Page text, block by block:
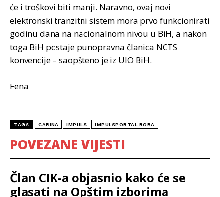
će i troškovi biti manji. Naravno, ovaj novi
elektronski tranzitni sistem mora prvo funkcionirati
godinu dana na nacionalnom nivou u BiH, a nakon
toga BiH postaje punopravna članica NCTS
konvencije – saopšteno je iz UIO BiH.
Fena
TAGS CARINA IMPULS IMPULSPORTAL ROBA
POVEZANE VIJESTI
Član CIK-a objasnio kako će se
glasati na Opštim izborima